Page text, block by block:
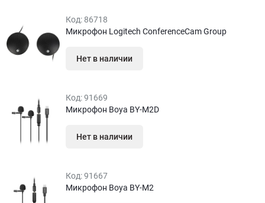
Код: 86718
Микрофон Logitech ConferenceCam Group
Нет в наличии
Код:91669
Микрофон Boya BY-M2D
Нет в наличии
Код:91667
Микрофон Boya BY-M2